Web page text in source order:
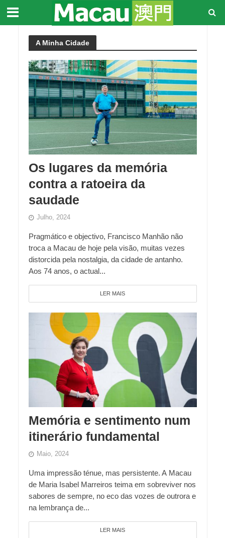
A Minha Cidade
Os lugares da memória
contra a ratoeira da
saudade
Julho, 2024
Pragmático e objectivo, Francisco Manhão não
troca a Macau de hoje pela visão, muitas vezes
distorcida pela nostalgia, da cidade de antanho.
Aos 74 anos, o actual...
LER MAIS
Memória e sentimento num
itinerário fundamental
Maio, 2024
Uma impressão ténue, mas persistente. A Macau
de Maria Isabel Marreiros teima em sobreviver nos
sabores de sempre, no eco das vozes de outrora e
na lembrança de...
LER MAIS